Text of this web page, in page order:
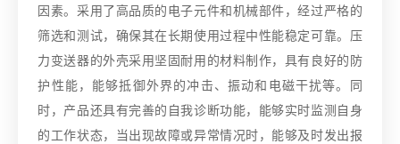
因素。采用了高品质的电子元件和机械部件，经过严格的
筛选和测试，确保其在长期使用过程中性能稳定可靠。压
力变送器的外壳采用坚固耐用的材料制作，具有良好的防
护性能，能够抵御外界的冲击、振动和电磁干扰等。同
时，产品还具有完善的自我诊断功能，能够实时监测自身
的工作状态，当出现故障或异常情况时，能够及时发出报